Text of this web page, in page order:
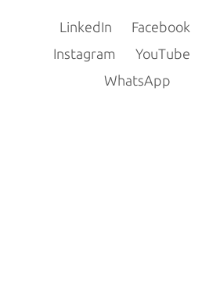
LinkedIn
Facebook
Instagram
YouTube
WhatsApp